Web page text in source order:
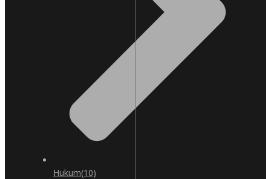
Hukum(10)